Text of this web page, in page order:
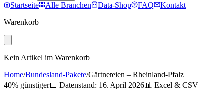
Startseite Alle Branchen Data-Shop FAQ
Kontakt
Warenkorb
Kein Artikel im Warenkorb
Home/Bundesland-Pakete/Gärtnereien – Rheinland-Pfalz
40% günstiger📅 Datenstand: 16. April 2026📊 Excel & CSV